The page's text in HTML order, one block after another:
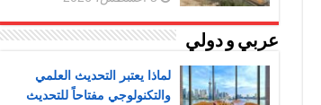
عربي و دولي
لماذا يعتبر التحديث العلمي
والتكنولوجي مفتاحاً للتحديث